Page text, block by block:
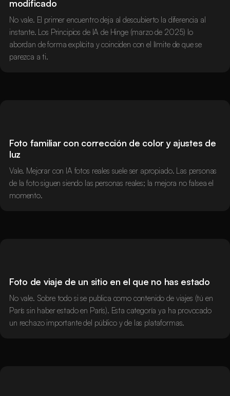
modificado
No vale. El primer encuentro deja al descubierto la diferencia al
instante. Los Principios de IA de Hinge (marzo de 2025) lo
abordan de forma explícita y coinciden con el límite de que se
parezca a ti.
Foto familiar con corrección de color y ajustes de
luz
Vale. Mejorar con IA fotos reales suele ser apropiado. Las personas
de la foto siguen siendo las personas reales; la mejora no falsea el
momento.
Foto de viaje de un sitio en el que no has estado
No vale. Sobre todo si se publica como contenido de viajes (tú en
París sin haber estado en París). Esta categoría ya ha provocado
un rechazo importante del público y de las plataformas.